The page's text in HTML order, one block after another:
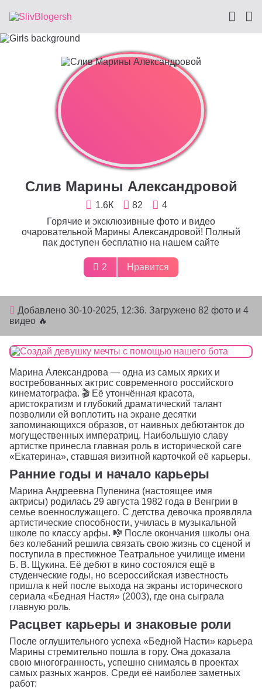
Слив Марины Александровой
1.6К 82
4
Горячие и эксклюзивные фото и видео
очаровательной Марины Александровой! Полный
пак доступен бесплатно на нашем сайте
2 Нравится
Добавлено 30-10-2025, 12:36. Загружено 82 фото и 4
видео 🔥
Марина Александрова — одна из самых ярких и
востребованных актрис современного российского
кинематографа. 🎬 Её утончённая красота,
аристократизм и глубокий драматический талант
позволили ей воплотить на экране десятки
запоминающихся образов, от наивных дебютанток до
могущественных императриц. Наибольшую славу
артистке принесла главная роль в исторической саге
«Екатерина», ставшая визитной карточкой её карьеры.
Ранние годы и начало карьеры
Марина Андреевна Пупенина (настоящее имя
актрисы) родилась 29 августа 1982 года в Венгрии в
семье военнослужащего. С детства девочка проявляла
артистические способности, училась в музыкальной
школе по классу арфы. 🎼 После окончания школы она
без колебаний решила связать свою жизнь со сценой и
поступила в престижное Театральное училище имени
Б. В. Щукина. Её дебют в кино состоялся ещё в
студенческие годы, но всероссийская известность
пришла к ней после выхода на экраны исторического
сериала «Бедная Настя» (2003), где она сыграла
главную роль.
Расцвет карьеры и знаковые роли
После оглушительного успеха «Бедной Насти» карьера
Марины стремительно пошла в гору. Она доказала
свою многогранность, успешно снимаясь в проектах
самых разных жанров. Среди её наиболее заметных
работ: